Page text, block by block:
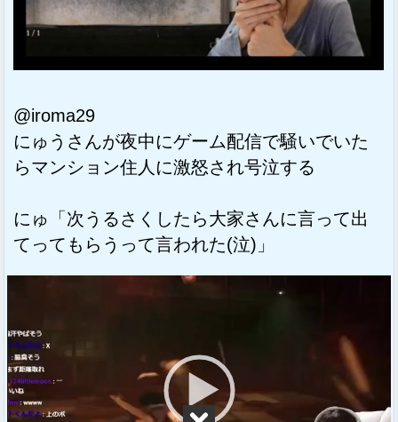
@iroma29
にゅうさんが夜中にゲーム配信で騒いでいた
らマンション住人に激怒され号泣する
にゅ「次うるさくしたら大家さんに言って出
てってもらうって言われた(泣)」
プ
レ
ー
ヤ